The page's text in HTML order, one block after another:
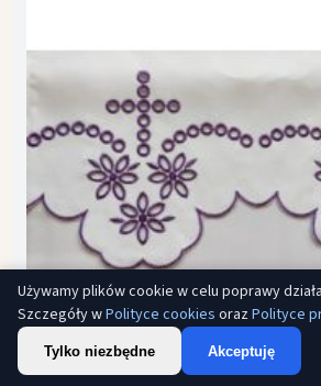
Używamy plików cookie w celu poprawy
Szczegóły wPolityce cookies orazPolityce
Tylko niezbędne Akceptuję